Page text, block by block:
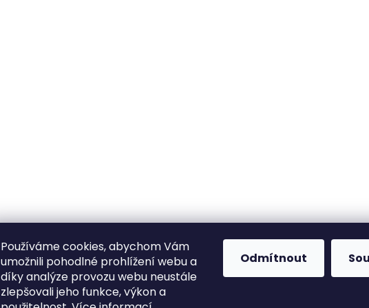
Používáme cookies, abychom Vám
umožnili pohodlné prohlížení webu a
díky analýze provozu webu neustále
zlepšovali jeho funkce, výkon a
Odmítnout